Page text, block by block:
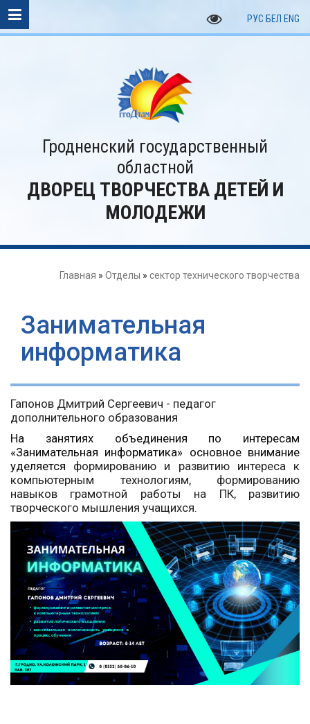
РУС БЕЛ ENG
Гродненский государственный
областной
ДВОРЕЦ ТВОРЧЕСТВА ДЕТЕЙ И
МОЛОДЕЖИ
Главная » Отделы » сектор технического творчества
Занимательная
информатика
Гапонов Дмитрий Сергеевич - педагог
дополнительного образования
На занятиях объединения по интересам
«Занимательная информатика» основное внимание
уделяется формированию и развитию интереса к
компьютерным технологиям, формированию
навыков грамотной работы на ПК, развитию
творческого мышления учащихся.